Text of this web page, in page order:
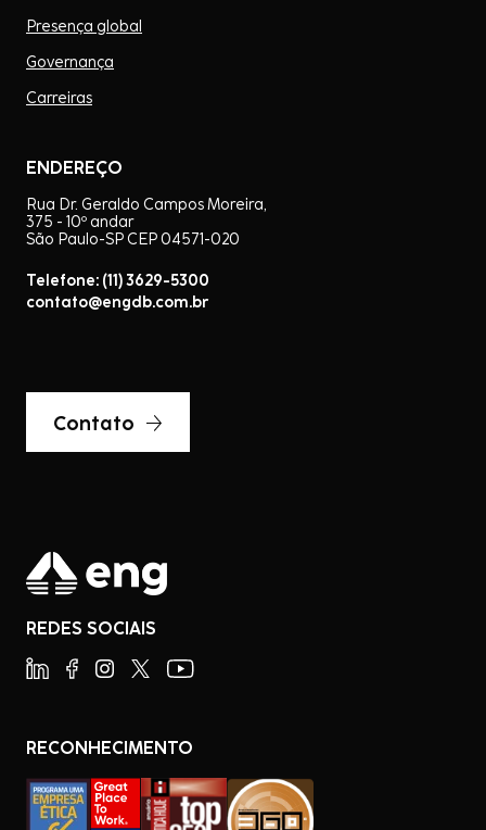
Presença global
Governança
Carreiras
ENDEREÇO
Rua Dr. Geraldo Campos Moreira,
375 - 10º andar
São Paulo-SP CEP 04571-020
Telefone: (11) 3629-5300
contato@engdb.com.br
Contato
REDES SOCIAIS
RECONHECIMENTO